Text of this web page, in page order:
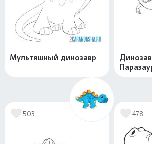
Мультяшный динозавр
503 478